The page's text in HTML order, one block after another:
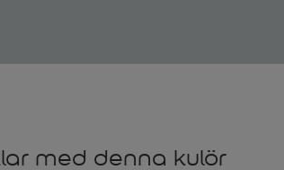
med denna kulör